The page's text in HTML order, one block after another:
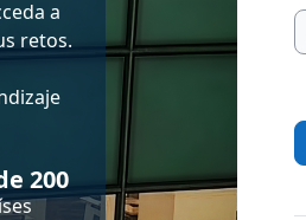
a
retos.
200